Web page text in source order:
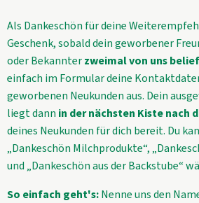
Haus, Garten, Tier & Co
So geht’s
Genossenschaft & Beitritt
Über uns
Als Dankeschön für deine
Geschenk, sobald dein geworbener
oder Bekannterzweimal von uns
einfach im Formular deine
geworbenen Neukunden aus. Dein
liegt dann in der nächsten Kiste nach
deines Neukunden für dich bereit. Du
„Dankeschön Milchprodukte“,
und „Dankeschön aus der Backstube“
So einfach geht's:Nenne uns den